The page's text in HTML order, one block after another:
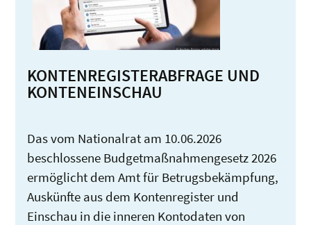
KONTENREGISTERABFRAGE UND
KONTENEINSCHAU
Das vom Nationalrat am 10.06.2026
beschlossene Budgetmaßnahmengesetz 2026
ermöglicht dem Amt für Betrugsbekämpfung,
Auskünfte aus dem Kontenregister und
Einschau in die inneren Kontodaten von